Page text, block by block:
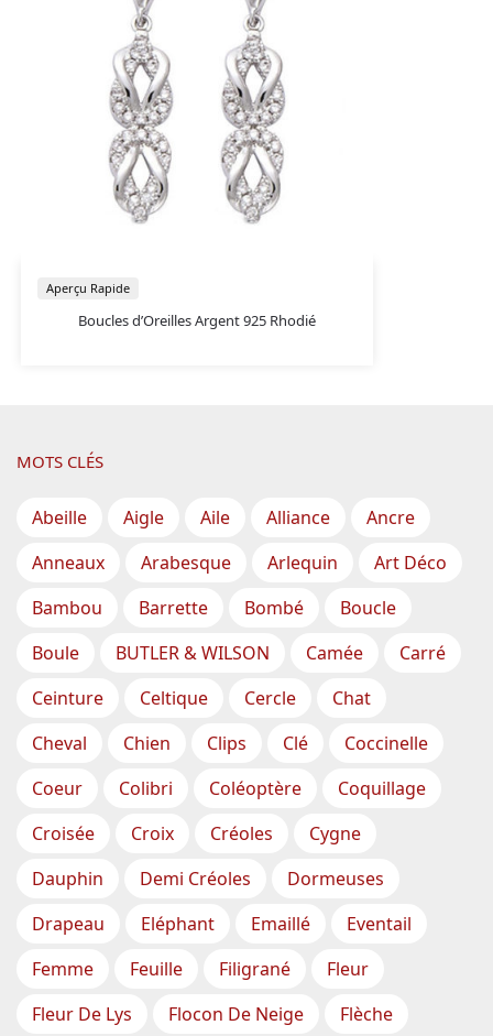
Boucles d’Oreilles Argent 925 Rhodié
Aperçu Rapide
MOTS CLÉS
Abeille Aigle Aile Alliance
Ancre
Anneaux
Arabesque Arlequin
Art Déco
Bambou
Barrette Bombé
Boucle
Boule
BUTLER & WILSON Camée
Carré
Ceinture
Celtique Cercle
Chat
Cheval
Chien Clips Clé
Coccinelle
Coeur
Colibri Coléoptère
Coquillage
Croisée
Croix Créoles
Cygne
Dauphin
Demi Créoles
Dormeuses
Drapeau
Eléphant Emaillé
Eventail
Femme
Feuille Filigrané
Fleur
Fleur De Lys
Flocon De Neige
Flèche